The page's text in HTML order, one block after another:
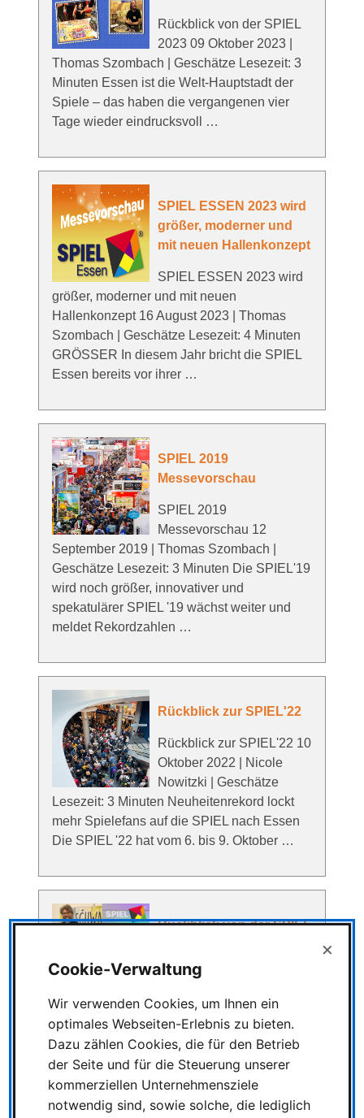
Rückblick von der SPIEL
2023 09 Oktober 2023 |
Thomas Szombach | Geschätze Lesezeit: 3
Minuten Essen ist die Welt-Hauptstadt der
Spiele – das haben die vergangenen vier
Tage wieder eindrucksvoll …
SPIEL ESSEN 2023 wird
größer, moderner und
mit neuen Hallenkonzept
SPIEL ESSEN 2023 wird
größer, moderner und mit neuen
Hallenkonzept 16 August 2023 | Thomas
Szombach | Geschätze Lesezeit: 4 Minuten
GRÖSSER In diesem Jahr bricht die SPIEL
Essen bereits vor ihrer …
SPIEL 2019
Messevorschau
SPIEL 2019
Messevorschau 12
September 2019 | Thomas Szombach |
Geschätze Lesezeit: 3 Minuten Die SPIEL'19
wird noch größer, innovativer und
spekatulärer SPIEL '19 wächst weiter und
meldet Rekordzahlen …
Rückblick zur SPIEL'22
Rückblick zur SPIEL'22 10
Oktober 2022 | Nicole
Nowitzki | Geschätze
Lesezeit: 3 Minuten Neuheitenrekord lockt
mehr Spielefans auf die SPIEL nach Essen
Die SPIEL '22 hat vom 6. bis 9. Oktober …
Rückblick von der SPIEL
Rückblick von der SPIEL
Essen 2024 Your browser
does not support the audio element 08
Oktober 2024 | Nicole Nowitzki | Geschätze
Lesezeit: 3 Minuten SPIEL Essen 2024 endet
mit Besucherrekord und …
Cookie-Verwaltung
×
Wir verwenden Cookies, um Ihnen ein
optimales Webseiten-Erlebnis zu bieten.
Dazu zählen Cookies, die für den Betrieb
der Seite und für die Steuerung unserer
kommerziellen Unternehmensziele
notwendig sind, sowie solche, die lediglich